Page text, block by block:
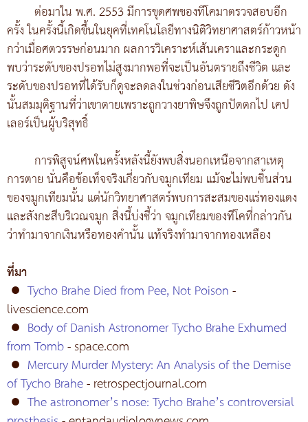
ต่อมาใน พ.ศ. 2553 มีการขุดศพของทีโคมาตรวจสอบอีก
ครั้ง ในครั้งนี้เกิดขึ้นในยุคที่เทคโนโลยีทางนิติวิทยาศาสตร์ก้าวหน้า
กว่าเมื่อศตวรรษก่อนมาก ผลการวิเคราะห์เส้นเคราและกระดูก
พบว่าระดับของปรอทไม่สูงมากพอที่จะเป็นอันตรายถึงชีวิต และ
ระดับของปรอทที่ได้รับก็ดูจะลดลงในช่วงก่อนเสียชีวิตอีกด้วย ดัง
นั้นสมมุติฐานที่ว่าเขาตายเพราะถูกวางยาพิษจึงถูกปัดตกไป เคป
เลอร์เป็นผู้บริสุทธิ์
การพิสูจน์ศพในครั้งหลังนี้ยังพบสิ่งนอกเหนือจากสาเหตุ
การตาย นั่นคือข้อเท็จจริงเกี่ยวกับจมูกเทียม แม้จะไม่พบชิ้นส่วน
ของจมูกเทียมนั้น แต่นักวิทยาศาสตร์พบการสะสมของแร่ทองแดง
และสังกะสีบริเวณจมูก สิ่งนี้บ่งชี้ว่า จมูกเทียมของทีโคที่กล่าวกัน
ว่าทำมาจากเงินหรือทองคำนั้น แท้จริงทำมาจากทองเหลือง
ที่มา
● Tycho Brahe Died from Pee, Not Poison-
livescience.com
● Body of Danish Astronomer Tycho Brahe Exhumed
from Tomb- space.com
● Mercury Murder Mystery: An Analysis of the Demise
of Tycho Brahe- retrospectjournal.com
● The astronomer’s nose: Tycho Brahe’s controversial